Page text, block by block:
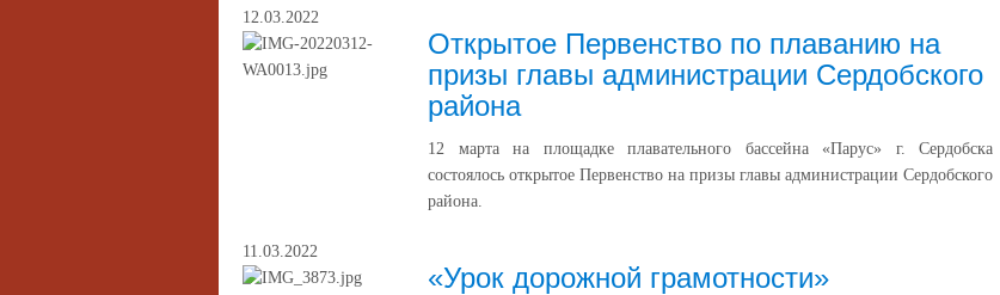
12.03.2022
Открытое Первенство по плаванию на
призы главы администрации Сердобского
района
12 марта на площадке плавательного бассейна «Парус» г. Сердобска
состоялось открытое Первенство на призы главы администрации Сердобского
района.
11.03.2022
«Урок дорожной грамотности»